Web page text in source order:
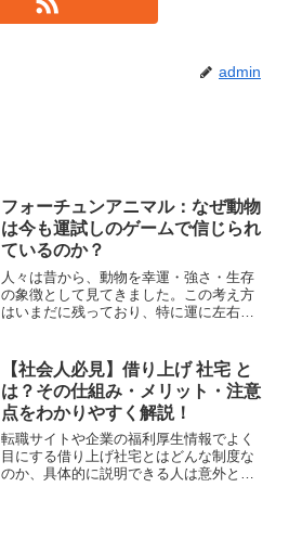
admin
フォーチュンアニマル：なぜ動物
は今も運試しのゲームで信じられ
ているのか？
人々は昔から、動物を幸運・強さ・生存
の象徴として見てきました。この考え方
はいまだに残っており、特に運に左右さ
す。 こうした古い信仰は、今や現代のテ
クノロジーと交わり、理屈
【社会人必見】借り上げ 社宅 と
は？その仕組み・メリット・注意
点をわかりやすく解説！
転職サイトや企業の福利厚生情報でよく
目にする借り上げ社宅とはどんな制度な
のか、具体的に説明できる人は意外と少